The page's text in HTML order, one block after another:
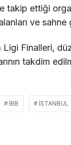
takip ettiği
ve
Ligi Finalleri,
takdim
İBB İSTANBUL